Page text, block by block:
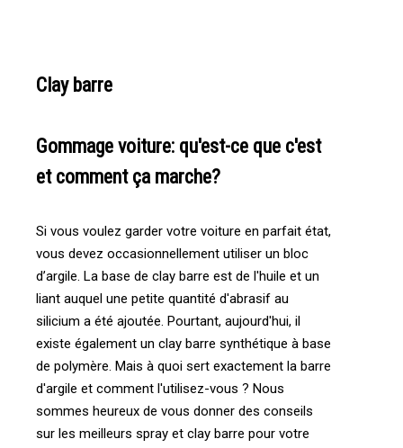
Clay barre
Gommage voiture: qu'est-ce que c'est
et comment ça marche?
Si vous voulez garder votre voiture en parfait état,
vous devez occasionnellement utiliser un bloc
d’argile. La base de clay barre est de l'huile et un
liant auquel une petite quantité d'abrasif au
silicium a été ajoutée. Pourtant, aujourd'hui, il
existe également un clay barre synthétique à base
de polymère. Mais à quoi sert exactement la barre
d'argile et comment l'utilisez-vous ? Nous
sommes heureux de vous donner des conseils
sur les meilleurs spray et clay barre pour votre